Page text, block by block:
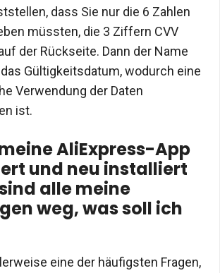
dass Sie nur die 6 Zahlen
müssten, die 3 Ziffern CVV
der Rückseite. Dann der Name
Gültigkeitsdatum, wodurch eine
Verwendung der Daten
ist.
AliExpress-App
und neu installiert
alle meine
weg, was soll ich
eine der häufigsten Fragen,